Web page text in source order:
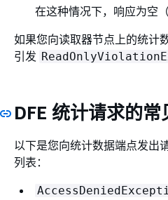
在这种情况下，响应为空（
如果您向读取器节点上的统计
引发
DFE 统计请求的
以下是您向统计数据端点发出
列表：